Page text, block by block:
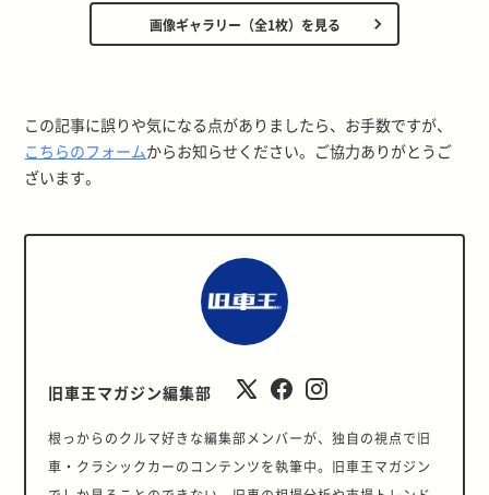
画像ギャラリー（全1枚）を見る
この記事に誤りや気になる点がありましたら、お手数ですが、
こちらのフォームからお知らせください。ご協力ありがとうご
ざいます。
旧車王マガジン編集部
根っからのクルマ好きな編集部メンバーが、独自の視点で旧
車・クラシックカーのコンテンツを執筆中。旧車王マガジン